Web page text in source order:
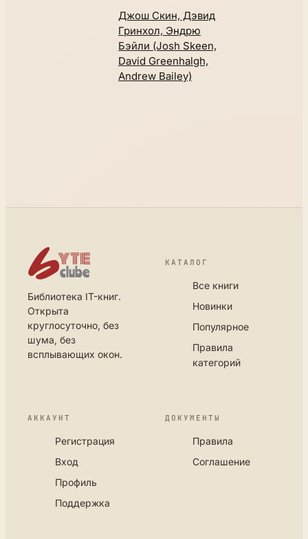
Джош Скин, Дэвид
Гринхол, Эндрю
Бэйли (Josh Skeen,
David Greenhalgh,
Andrew Bailey)
Библиотека IT-книг.
Открыта
круглосуточно, без
шума, без
всплывающих окон.
КАТАЛОГ
Все книги
Новинки
Популярное
Правила
категорий
АККАУНТ
Регистрация
Вход
Профиль
Поддержка
ДОКУМЕНТЫ
Правила
Соглашение